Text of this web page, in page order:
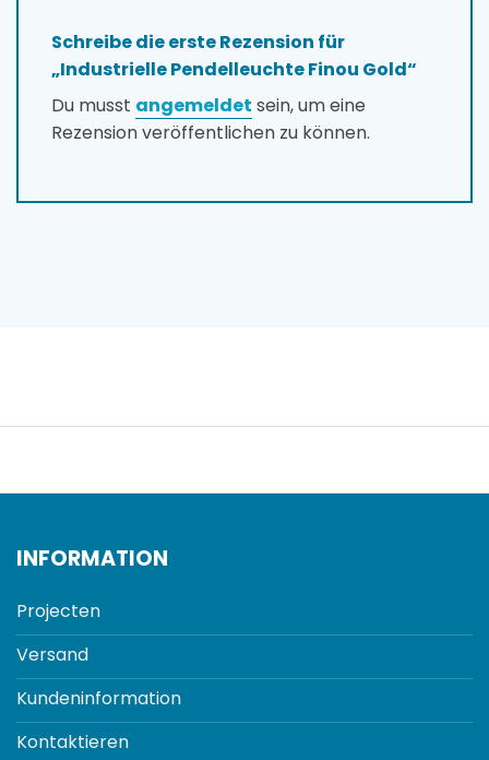
Schreibe die erste Rezension für
„Industrielle Pendelleuchte Finou Gold“
Du musst angemeldet sein, um eine
Rezension veröffentlichen zu können.
INFORMATION
Projecten
Versand
Kundeninformation
Kontaktieren